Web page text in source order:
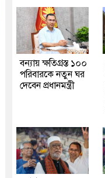
বন্যায় ক্ষতিগ্রস্ত ১০০
পরিবারকে নতুন ঘর
দেবেন প্রধানমন্ত্রী